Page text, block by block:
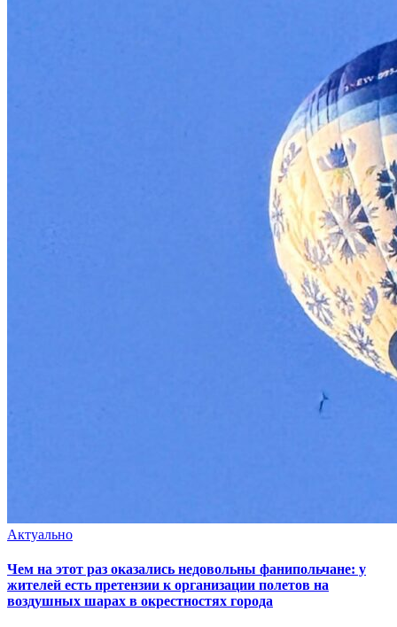
Актуально
Чем на этот раз оказались недовольны фанипольчане: у
жителей есть претензии к организации полетов на
воздушных шарах в окрестностях города